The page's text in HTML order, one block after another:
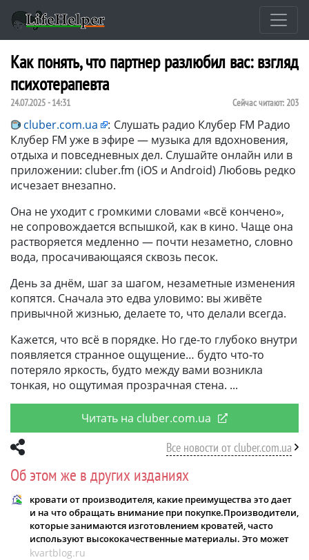
Как понять, что партнер разлюбил вас: взгляд
психотерапевта
24.07.2025 - 14:31 Сейчас читают: 203
cluber.com.ua : Слушать радио Клубер FM Радио
Клубер FM уже в эфире — музыка для вдохновения,
отдыха и повседневных дел. Слушайте онлайн или в
приложении: cluber.fm (iOS и Android) Любовь редко
исчезает внезапно.
Она не уходит с громкими словами «всё кончено»,
не сопровождается вспышкой, как в кино. Чаще она
растворяется медленно — почти незаметно, словно
вода, просачивающаяся сквозь песок.
День за днём, шаг за шагом, незаметные изменения
копятся. Сначала это едва уловимо: вы живёте
привычной жизнью, делаете то, что делали всегда.
Кажется, что всё в порядке. Но где-то глубоко внутри
появляется странное ощущение… будто что-то
потеряло яркость, будто между вами возникла
тонкая, но ощутимая прозрачная стена.
Читать на cluber.com.ua
Все новости от cluber.com.ua
Об этом же в других изданиях
кровати от производителя, какие преимущества это дает
и на что обращать внимание при покупке.Производители,
которые занимаются изготовлением кроватей, часто
используют высококачественные материалы. Это может
kvartblog.ru